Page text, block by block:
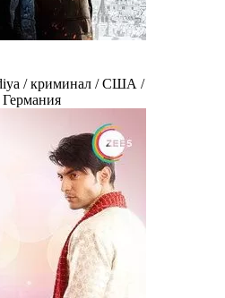
/ криминал / США /